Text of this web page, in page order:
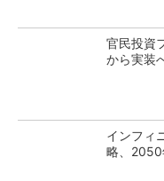
官民投資
から実装
インフィ
略、2050